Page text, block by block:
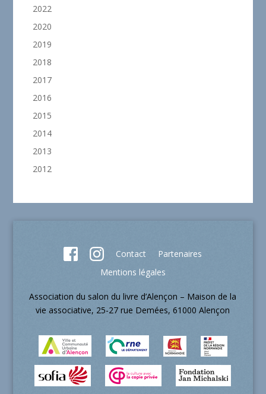
2022
2020
2019
2018
2017
2016
2015
2014
2013
2012
Contact
Partenaires
Mentions légales
Association du salon du livre d’Alençon – Maison de la
vie associative, 25-27 rue Demées, 61000 Alençon